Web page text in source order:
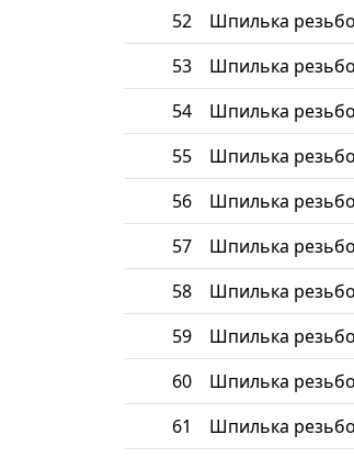
52 Шпилька
53 Шпилька
54 Шпилька
55 Шпилька
56 Шпилька
57 Шпилька
58 Шпилька
59 Шпилька
60 Шпилька
61 Шпилька